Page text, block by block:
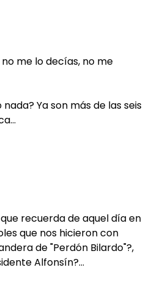
no me lo decías, no me
Ya son más de las seis
recuerda de aquel día en
que nos hicieron con
de "Perdón Bilardo"?,
Alfonsín?…